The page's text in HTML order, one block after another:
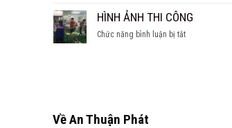
nước
ngọt
LÒ
HƠI
DẠNG
HƠI
HÌNH ẢNH THI CÔNG
Chức năng bình luận bị tắtở
Về An Thuận Phát